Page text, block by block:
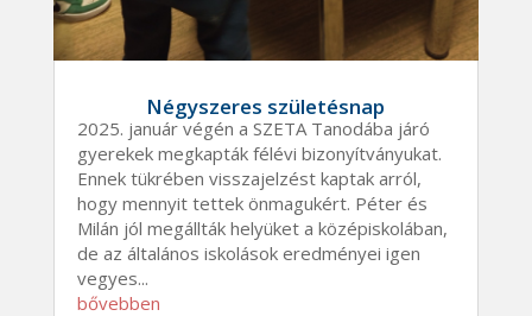
Négyszeres születésnap
2025. január végén a SZETA Tanodába járó
gyerekek megkapták félévi bizonyítványukat.
Ennek tükrében visszajelzést kaptak arról,
hogy mennyit tettek önmagukért. Péter és
Milán jól megállták helyüket a középiskolában,
de az általános iskolások eredményei igen
vegyes...
bővebben